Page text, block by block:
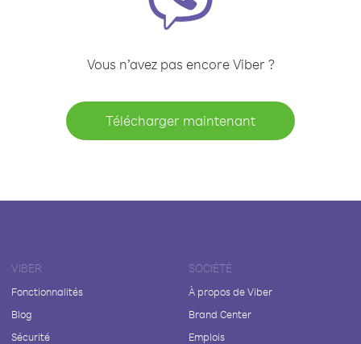
Vous n’avez pas encore Viber ?
Télécharger maintenant
VIBER
Fonctionnalités
Blog
Sécurité
SOCIÉTÉ
À propos de Viber
Brand Center
Emplois